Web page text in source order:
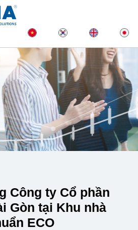
Công ty Cổ phần
Gòn tại Khu nhà
ECO